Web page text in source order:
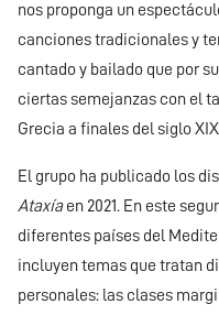
nos proponga un
canciones tradicionales y
cantado y bailado que por
ciertas semejanzas con el
Grecia a finales del siglo
El grupo ha publicado los
Ataxíaen 2021. En este
diferentes países del
incluyen temas que tratan
personales: las clases